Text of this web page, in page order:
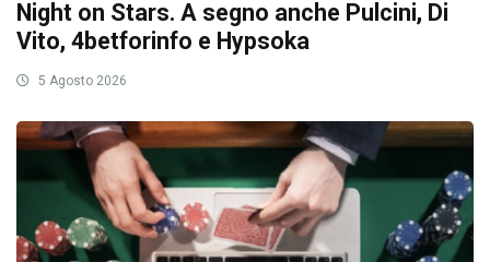
Night on Stars. A segno anche Pulcini, Di
Vito, 4betforinfo e Hypsoka
5 Agosto 2026